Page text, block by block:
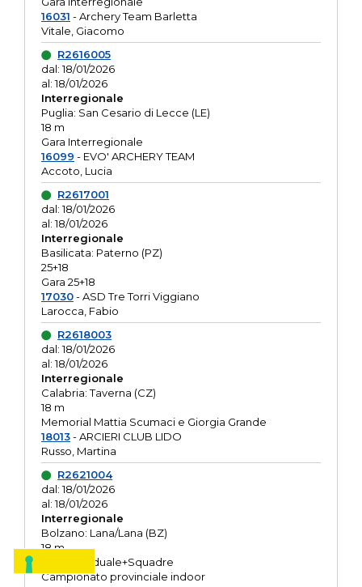
16031 - Archery Team Barletta
Vitale, Giacomo
R2616005
dal: 18/01/2026
al: 18/01/2026
Interregionale
Puglia: San Cesario di Lecce (LE)
18 m
Gara Interregionale
16099 - EVO' ARCHERY TEAM
Accoto, Lucia
R2617001
dal: 18/01/2026
al: 18/01/2026
Interregionale
Basilicata: Paterno (PZ)
25+18
Gara 25+18
17030- ASD Tre Torri Viggiano
Larocca, Fabio
R2618003
dal: 18/01/2026
al: 18/01/2026
Interregionale
Calabria: Taverna (CZ)
18 m
Memorial Mattia Scumaci e Giorgia Grande
18013- ARCIERI CLUB LIDO
Russo, Martina
R2621004
dal: 18/01/2026
al: 18/01/2026
Interregionale
Bolzano: Lana/Lana (BZ)
18 m
O.R. Individuale+Squadre
Campionato provinciale indoor